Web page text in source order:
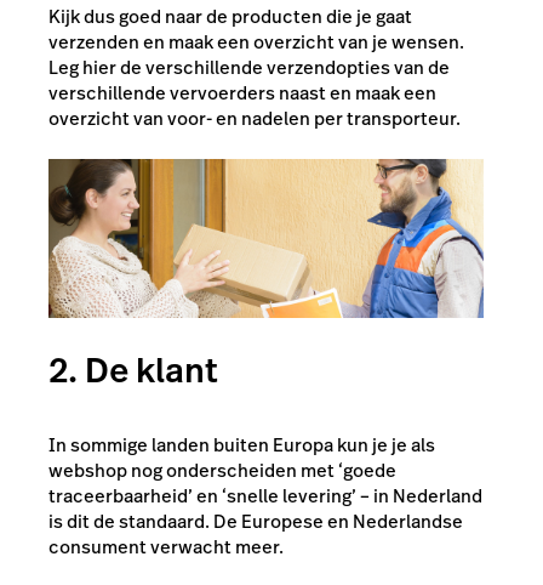
Kijk dus goed naar de producten die je gaat
verzenden en maak een overzicht van je wensen.
Leg hier de verschillende verzendopties van de
verschillende vervoerders naast en maak een
overzicht van voor- en nadelen per transporteur.
2. De klant
In sommige landen buiten Europa kun je je als
webshop nog onderscheiden met ‘goede
traceerbaarheid’ en ‘snelle levering’ – in Nederland
is dit de standaard. De Europese en Nederlandse
consument verwacht meer.